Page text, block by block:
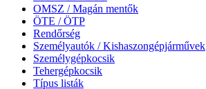
OMSZ / Magán mentők
ÖTE / ÖTP
Rendőrség
Személyautók / Kishaszongépjárművek
Személygépkocsik
Tehergépkocsik
Típus listák